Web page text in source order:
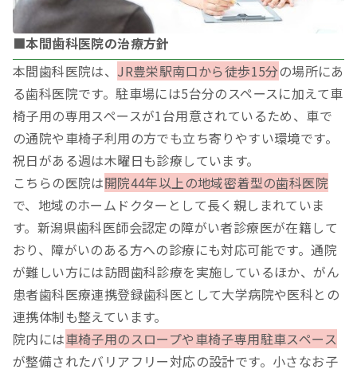
■本間歯科医院の治療方針
本間歯科医院は、 JR豊栄駅南口から徒歩15分の場所にあ
る歯科医院です。駐車場には5台分のスペースに加えて車
椅子用の専用スペースが1台用意されているため、車で
の通院や車椅子利用の方でも立ち寄りやすい環境です。
祝日がある週は木曜日も診療しています。
こちらの医院は開院44年以上の地域密着型の歯科医院
で、地域のホームドクターとして長く親しまれていま
す。新潟県歯科医師会認定の障がい者診療医が在籍して
おり、障がいのある方への診療にも対応可能です。通院
が難しい方には訪問歯科診療を実施しているほか、がん
患者歯科医療連携登録歯科医として大学病院や医科との
連携体制も整えています。
院内には車椅子用のスロープや車椅子専用駐車スペース
が整備されたバリアフリー対応の設計です。小さなお子